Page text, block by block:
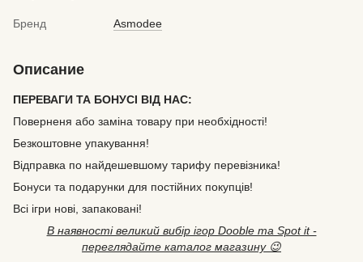
Бренд Asmodee
Описание
ПЕРЕВАГИ ТА БОНУСІ ВІД НАС:
Поверненя або заміна товару при необхідності!
Безкоштовне упакування!
Відправка по найдешевшому тарифу перевізника!
Бонуси та подарунки для постійних покупців!
Всі ігри нові, запаковані!
В наявності великий вибір ігор Dooble та Spot it -
переглядайте каталог магазину 😉